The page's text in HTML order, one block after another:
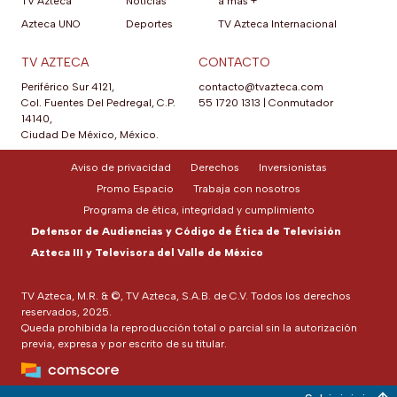
Azteca UNO
Deportes
TV Azteca Internacional
TV AZTECA
Periférico Sur 4121,
Col. Fuentes Del Pedregal, C.P.
14140,
Ciudad De México, México.
CONTACTO
contacto@tvazteca.com
55 1720 1313
Conmutador
TV Azteca, M.R. & ©, TV Azteca, S.A.B. de C.V. Todos los derechos
reservados, 2025.
Queda prohibida la reproducción total o parcial sin la autorización
previa, expresa y por escrito de su titular.
Aviso de privacidad Derechos
Inversionistas
Promo Espacio
Trabaja con nosotros
Programa de ética, integridad y cumplimiento
Defensor de Audiencias y Código de Ética de Televisión
Azteca III y Televisora del Valle de México